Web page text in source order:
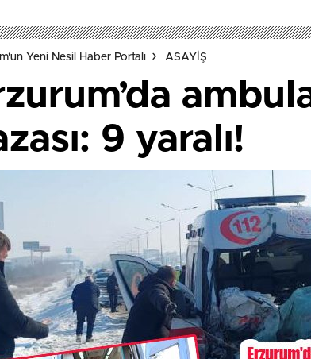
Yeni Nesil Haber Portalı ASAYİŞ
9 yaralı!